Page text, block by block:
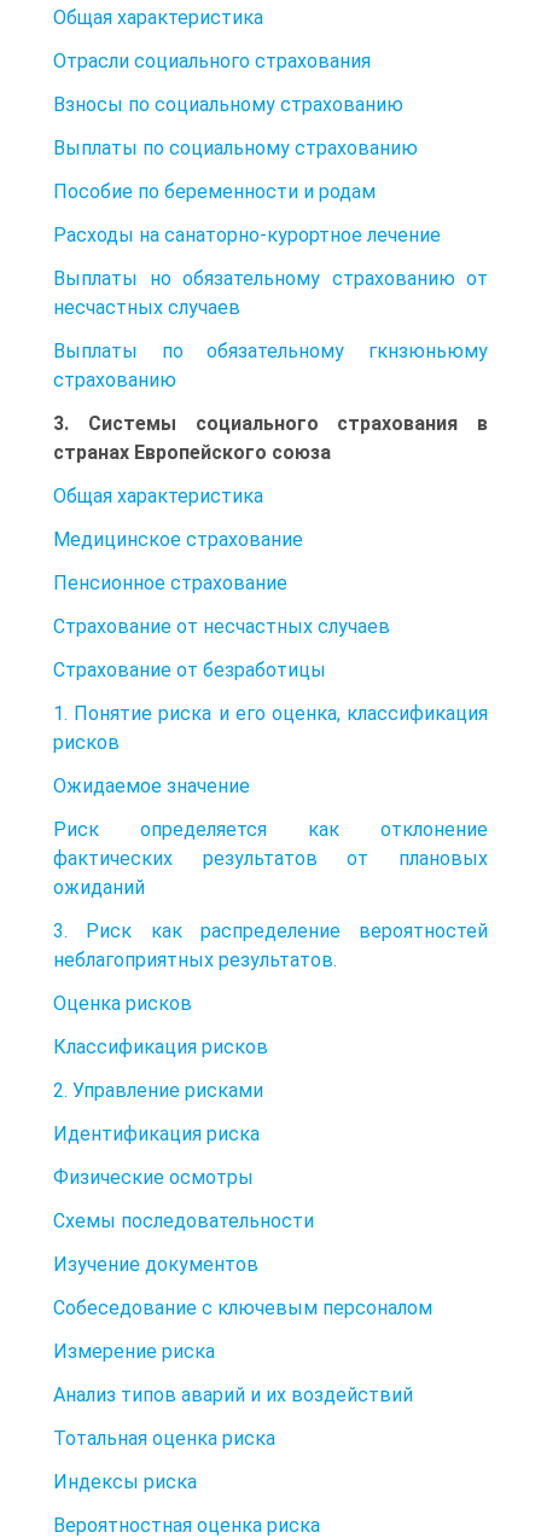
Общая характеристика
Отрасли социального страхования
Взносы по социальному страхованию
Выплаты по социальному страхованию
Пособие по беременности и родам
Расходы на санаторно-курортное лечение
Выплаты но обязательному страхованию от
несчастных случаев
Выплаты по обязательному гкнзюньюму
страхованию
3. Системы социального страхования в
странах Европейского союза
Общая характеристика
Медицинское страхование
Пенсионное страхование
Страхование от несчастных случаев
Страхование от безработицы
1. Понятие риска и его оценка, классификация
рисков
Ожидаемое значение
Риск определяется как отклонение
фактических результатов от плановых
ожиданий
3. Риск как распределение вероятностей
неблагоприятных результатов.
Оценка рисков
Классификация рисков
2. Управление рисками
Идентификация риска
Физические осмотры
Схемы последовательности
Изучение документов
Собеседование с ключевым персоналом
Измерение риска
Анализ типов аварий и их воздействий
Тотальная оценка риска
Индексы риска
Вероятностная оценка риска